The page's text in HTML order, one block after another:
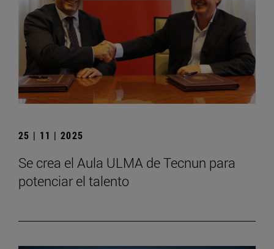
25 | 11 | 2025
Se crea el Aula ULMA de Tecnun para
potenciar el talento